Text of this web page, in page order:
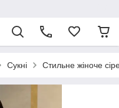
Сукні Стильне жіноче